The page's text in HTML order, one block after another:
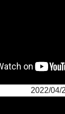
2022/04/